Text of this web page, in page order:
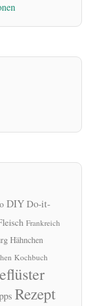
DIYDo-it-
Frankreich
Hähnchen
Kochbuch
Rezept